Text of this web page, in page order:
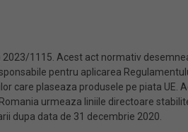
1115. Acest act normativ
pentru aplicarea
care plaseaza produsele pe piata UE.
urmeaza liniile directoare
dupa data de 31 decembrie 2020.